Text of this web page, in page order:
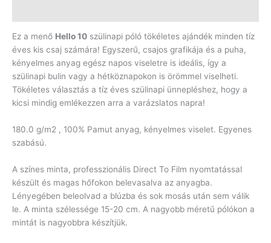
Ez a menő Hello 10 szülinapi póló tökéletes ajándék minden tíz
éves kis csaj számára! Egyszerű, csajos grafikája és a puha,
kényelmes anyag egész napos viseletre is ideális, így a
szülinapi bulin vagy a hétköznapokon is örömmel viselheti.
Tökéletes választás a tíz éves szülinapi ünnepléshez, hogy a
kicsi mindig emlékezzen arra a varázslatos napra!
180.0 g/m2 , 100% Pamut anyag, kényelmes viselet. Egyenes
szabású.
A színes minta, professzionális Direct To Film nyomtatással
készült és magas hőfokon belevasalva az anyagba.
Lényegében beleolvad a blúzba és sok mosás után sem válik
le. A minta szélessége 15-20 cm. A nagyobb méretű pólókon a
mintát is nagyobbra készítjük.